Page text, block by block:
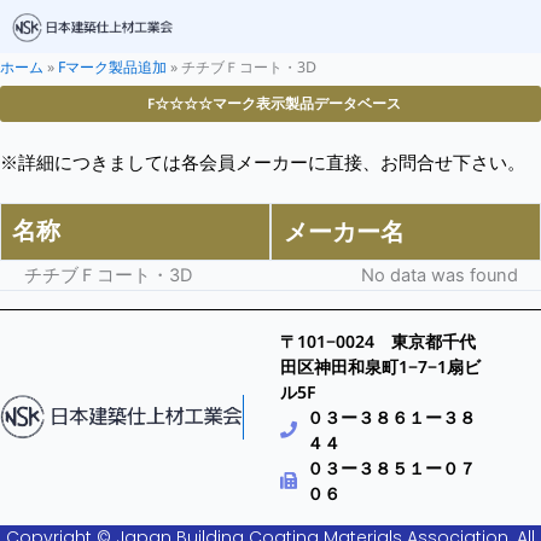
ホーム » Fマーク製品追加 »チチブＦコート・3D
F☆☆☆☆マーク表示製品データベース
※詳細につきましては各会員メーカーに直接、お問合せ下さい。
名称 メーカー名
チチブＦコート・3D No data was found
〒101−0024 東京都千代
田区神田和泉町1−7−1扇ビ
ル5F
０３ー３８６１ー３８
４４
０３ー３８５１ー０７
０６